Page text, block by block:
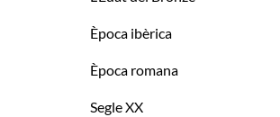
Època ibèrica
Època romana
Segle XX